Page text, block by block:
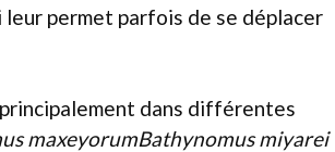
permet parfois de se déplacer
dans différentes
maxeyorumBathynomus miyarei